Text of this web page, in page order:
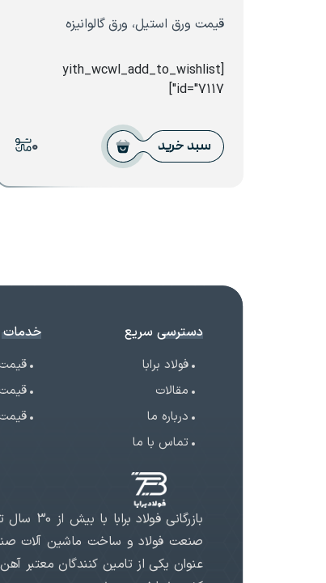
قیمت ورق استیل، ورق گالوانیزه
[yith_wcwl_add_to_wishlist
id="7117"]
سبد خرید 0
دسترسی سریع
فولاد برابا
مقالات
درباره ما
تماس با ما
خدمات
بازرگانی فولاد
صنعت فولاد و ساخت ماشین آلات
عنوان یکی از تامین کنندگان معتبر